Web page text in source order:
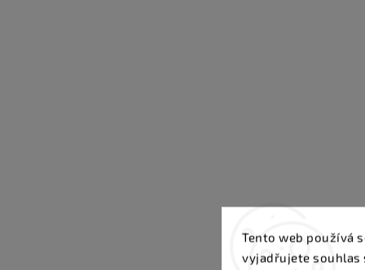
Tento web používá
vyjadřujete souhlas